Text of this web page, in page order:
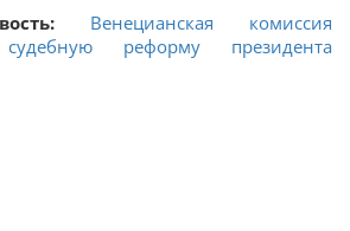
Венецианская комиссия
судебную реформу президента